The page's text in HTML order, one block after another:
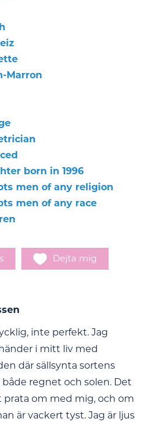
Marron
born in 1996
men of any religion
men of any race
Dejta mig
inte perfekt. Jag
i mitt liv med
där sällsynta sortens
regnet och solen. Det
om med mig, och om
är vackert tyst. Jag är ljus